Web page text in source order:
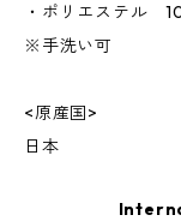
・ポリエステル
※手洗い可
<原産国>
日本